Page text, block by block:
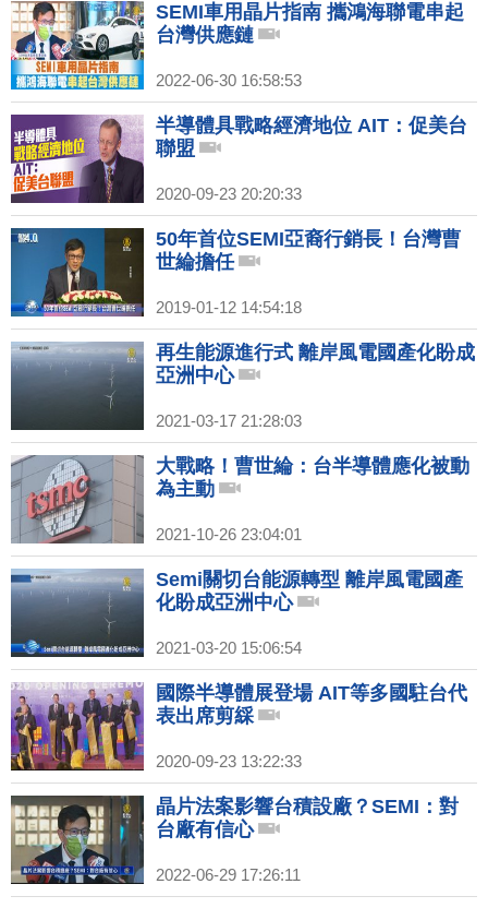
SEMI車用晶片指南 攜鴻海聯電串起
台灣供應鏈
2022-06-30 16:58:53
半導體具戰略經濟地位 AIT：促美台
聯盟
2020-09-23 20:20:33
50年首位SEMI亞裔行銷長！台灣曹
世綸擔任
2019-01-12 14:54:18
再生能源進行式 離岸風電國產化盼成
亞洲中心
2021-03-17 21:28:03
大戰略！曹世綸：台半導體應化被動
為主動
2021-10-26 23:04:01
Semi關切台能源轉型 離岸風電國產
化盼成亞洲中心
2021-03-20 15:06:54
國際半導體展登場 AIT等多國駐台代
表出席剪綵
2020-09-23 13:22:33
晶片法案影響台積設廠？SEMI：對
台廠有信心
2022-06-29 17:26:11